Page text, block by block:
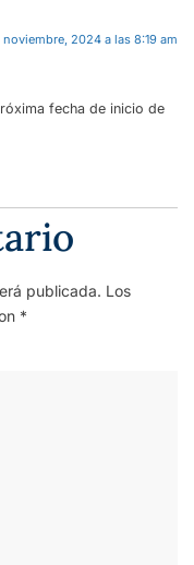
noviembre, 2024 a las 8:19 am
fecha de inicio de
publicada. Los
*